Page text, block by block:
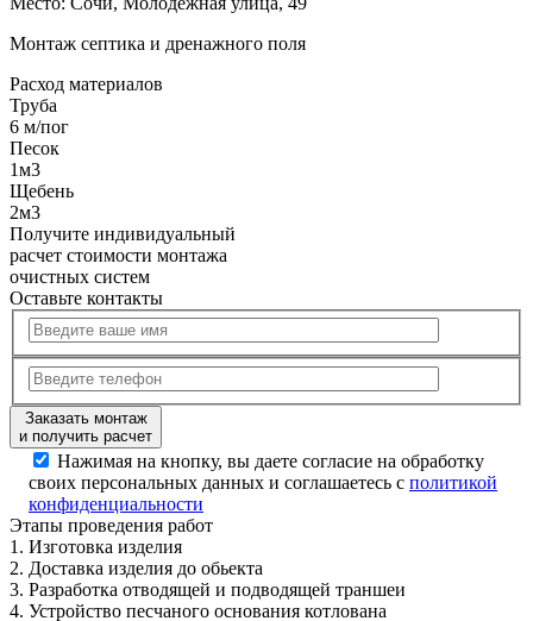
Монтаж септика и дренажного поля
Расход материалов
Труба
6 м/пог
Песок
1м3
Щебень
2м3
Получите индивидуальный
расчет стоимости монтажа
очистных систем
Оставьте контакты
Заказать монтаж
и получить расчет
Нажимая на кнопку, вы даете согласие на обработку
своих персональных данных и соглашаетесь с политикой
конфиденциальности
Этапы проведения работ
1. Изготовка изделия
2. Доставка изделия до обьекта
3. Разработка отводящей и подводящей траншеи
4. Устройство песчаного основания котлована